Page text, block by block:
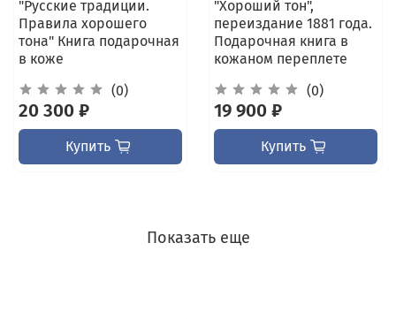
"Русские традиции.
Правила хорошего
тона" Книга подарочная
в коже
(0)
20 300 ₽
Купить
"Хороший тон",
переиздание 1881 года.
Подарочная книга в
кожаном переплете
(0)
19 900 ₽
Купить
Показать еще